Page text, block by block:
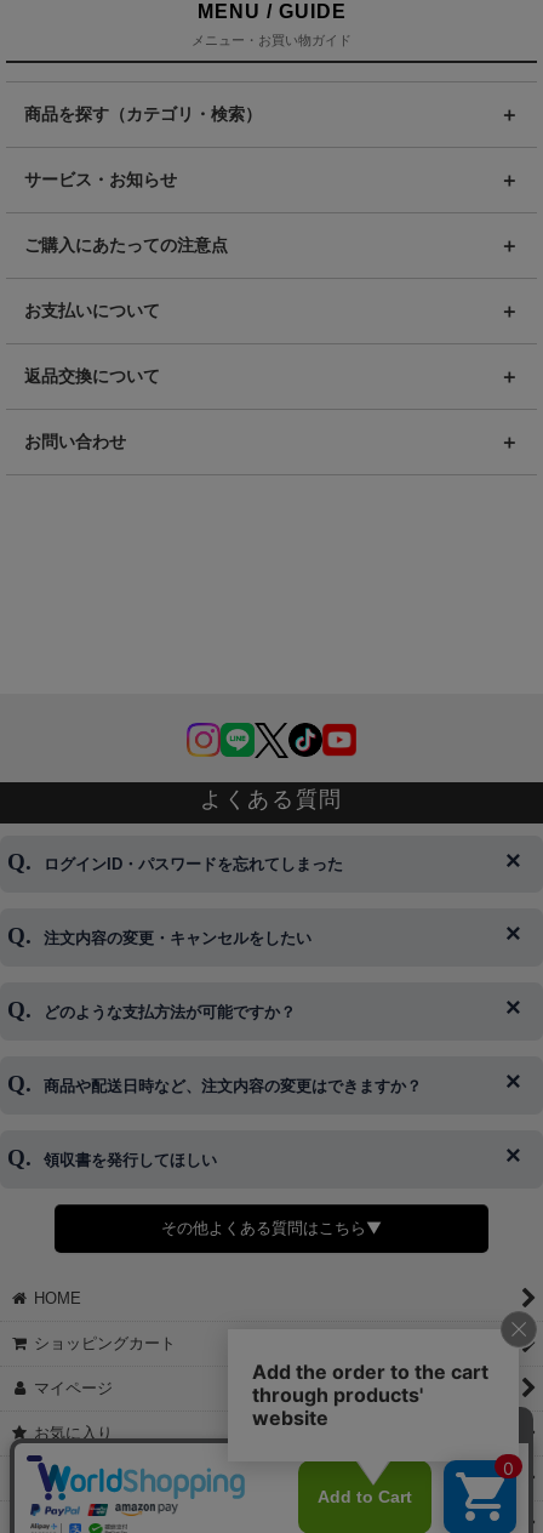
MENU / GUIDE
メニュー・お買い物ガイド
商品を探す（カテゴリ・検索）
サービス・お知らせ
ご購入にあたっての注意点
お支払いについて
返品交換について
お問い合わせ
よくある質問
ログインID・パスワードを忘れてしまった
◆下記ページより、ログインIDの変更が可能です。
注文内容の変更・キャンセルをしたい
◆即日発送を行なっている関係上、午後以降のご連絡やキャンセル
※発送後、発送準備が完了しお手続きが間に合わない場合は変更、
どのような支払方法が可能ですか？
◆代金引換・クレジットカード・携帯キャリア決済・おねだり決
＞詳細は画像をタップ＜
商品や配送日時など、注文内容の変更はできますか？
◆商品発送前の変更は承っております。
さい。
領収書を発行してほしい
◆領収書はご希望頂いた場合のみ発行しております。
【これからご注文する場合】
STEP2「お届け先・お支払い」ページにて備考欄に下記の記載をお
願いします。
②宛名（空欄は上様は不可）
③但し書き（空欄やお品代は不可）
【すでにご注文が完了している場合】
①お電話・メール・LINEにて領収書希望の連絡をお願い致します
②後日、郵送にて領収書を送らせて頂きます。
その他よくある質問はこちら▼
HOME
ショッピングカート
マイページ
お気に入り
特定商取引法表示
ご利用案内